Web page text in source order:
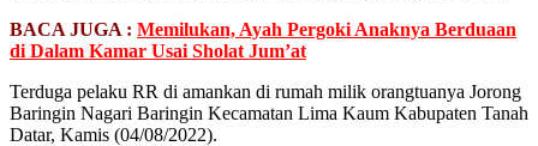
BACA JUGA : Memilukan, Ayah Pergoki Anaknya Berduaan
di Dalam Kamar Usai Sholat Jum’at
Terduga pelaku RR di amankan di rumah milik orangtuanya Jorong
Baringin Nagari Baringin Kecamatan Lima Kaum Kabupaten Tanah
Datar, Kamis (04/08/2022).